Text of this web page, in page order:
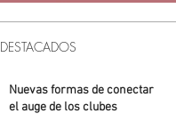
DESTACADOS
Nuevas formas de conectar:
el auge de los clubes